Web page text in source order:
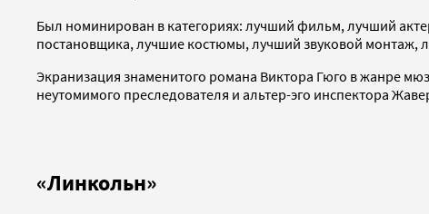
Был номинирован в категориях: лучший фильм, лучший
постановщика, лучшие костюмы, лучший звуковой монтаж,
Экранизация знаменитого романа Виктора Гюго в жанре
неутомимого преследователя и альтер-эго инспектора
«Линкольн»